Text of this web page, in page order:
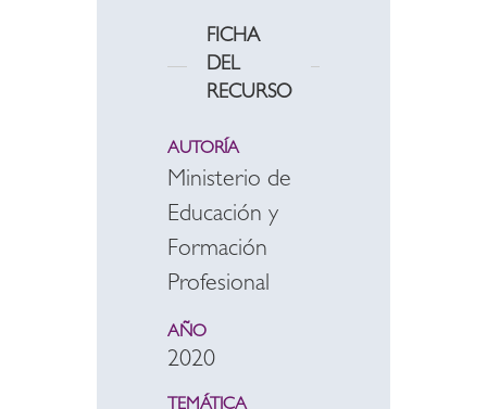
FICHA
DEL
RECURSO
AUTORÍA
Ministerio de
Educación y
Formación
Profesional
AÑO
2020